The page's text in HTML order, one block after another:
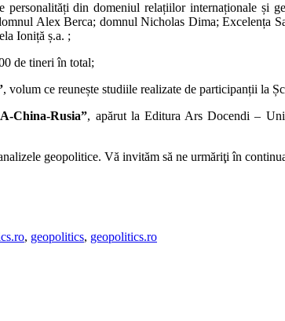
din domeniul relațiilor internaționale și
Alex Berca; domnul Nicholas Dima; Excelența
Ioniță ș.a. ;
de tineri în total;
, volum ce reunește studiile realizate de participanții la
China-Rusia”, apărut la Editura Ars Docendi –
geopolitice. Vă invităm să ne urmăriţi în
, geopolitics, geopolitics.ro